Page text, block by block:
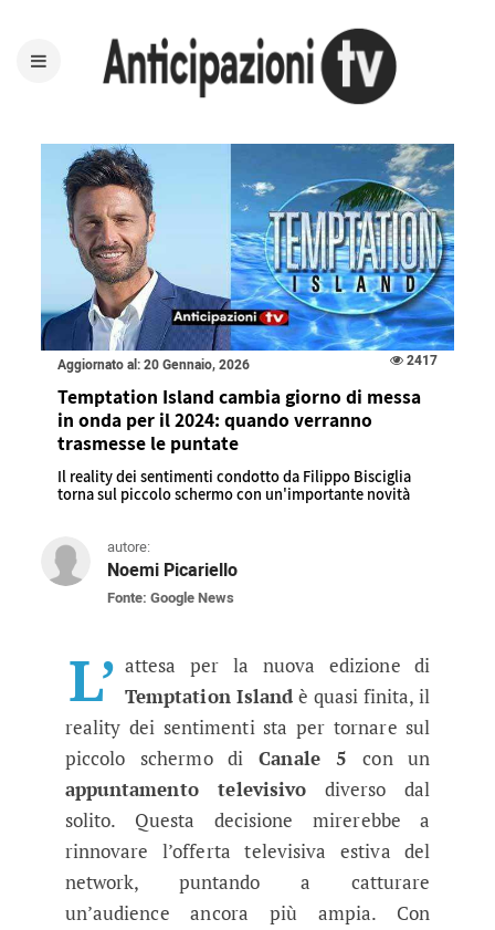
Aggiornato al: 20 Gennaio, 2026 2417
Temptation Island cambia giorno di messa
in onda per il 2024: quando verranno
trasmesse le puntate
Il reality dei sentimenti condotto da Filippo Bisciglia
torna sul piccolo schermo con un'importante novità
autore:
Noemi Picariello
Fonte: Google News
Temptation Island cambia
L’ attesa per la nuova edizione di
Temptation Island è quasi finita, il
reality dei sentimenti sta per tornare sul
piccolo schermo diCanale 5 con un
appuntamento televisivo diverso dal
solito. Questa decisione mirerebbe a
rinnovare l’offerta televisiva estiva del
network, puntando a catturare
un’audience ancora più ampia. Con